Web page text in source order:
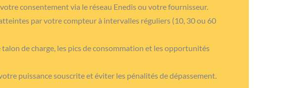
votre consentement via le réseau Enedis ou votre fournisseur.
par votre compteur à intervalles réguliers (10, 30 ou 60
talon de charge, les pics de consommation et les opportunités
puissance souscrite et éviter les pénalités de dépassement.